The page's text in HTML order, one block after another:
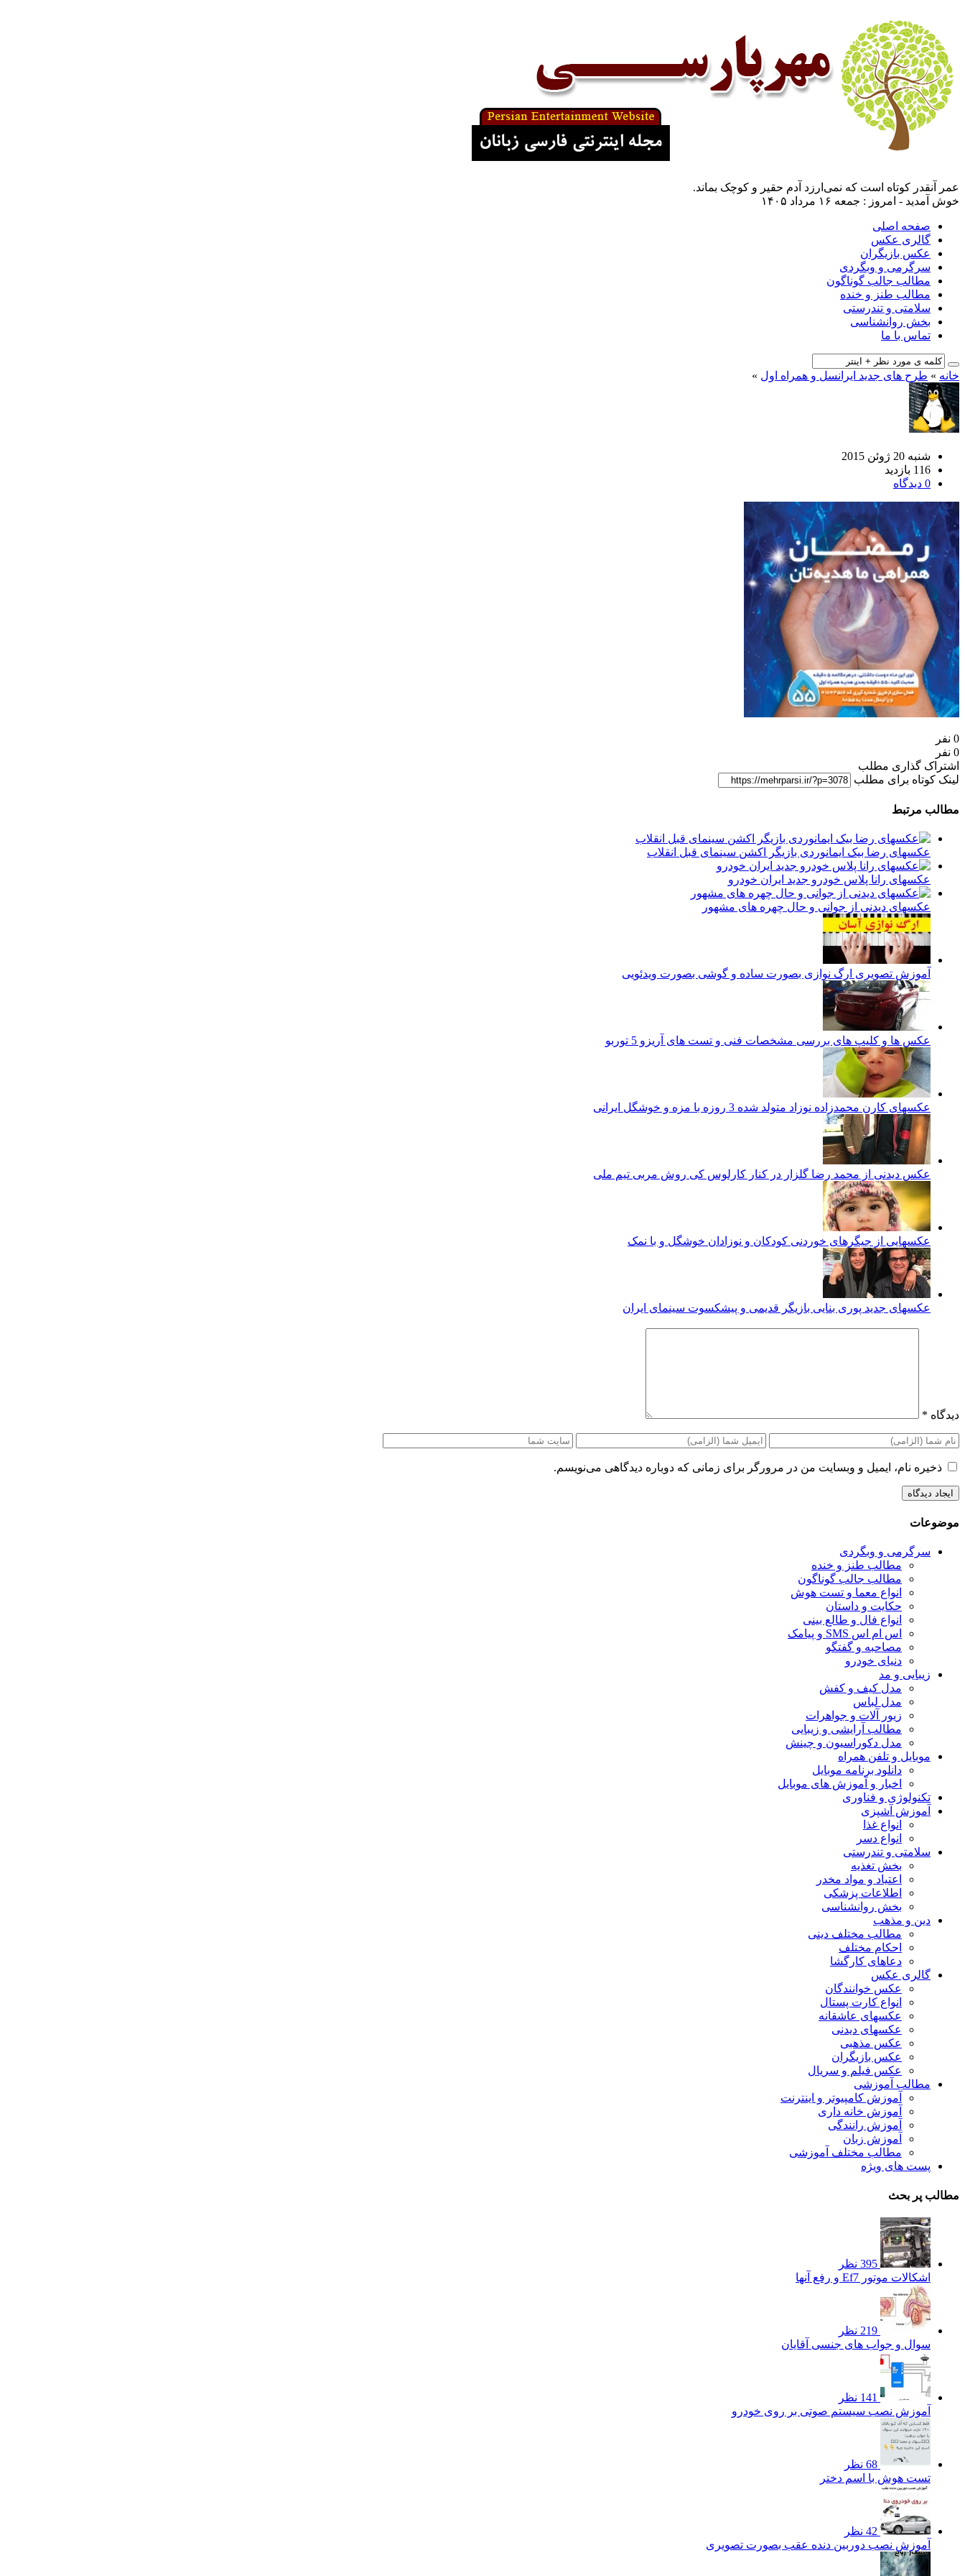
عمر آنقدر کوتاه است که نمی‌ارزد آدم حقیر و کوچک بماند.
خوش آمدید - امروز : جمعه ۱۶ مرداد ۱۴۰۵
صفحه اصلی
گالری عکس
عکس بازیگران
سرگرمی و وبگردی
مطالب جالب گوناگون
مطالب طنز و خنده
سلامتی و تندرستی
بخش روانشناسی
تماس با ما
خانه » طرح های جدید ایرانسل و همراه اول »
شنبه 20 ژوئن 2015
116 بازدید
0 دیدگاه
0 نفر
0 نفر
اشتراک گذاری مطلب
لینک کوتاه برای مطلب
مطالب مرتبط
عکسهای رضا بیک ایمانوردی بازیگر اکشن سینمای قبل انقلاب
عکسهای رانا پلاس خودرو جدید ایران خودرو
عکسهای دیدنی از جوانی و حال چهره های مشهور
آموزش تصویری ارگ نوازی بصورت ساده و گوشی بصورت ویدئویی
عکس ها و کلیپ های بررسی مشخصات فنی و تست های آریزو 5 توربو
عکسهای کارن محمدزاده نوزاد متولد شده 3 روزه با مزه و خوشگل ایرانی
عکس دیدنی از محمد رضا گلزار در کنار کارلوس کی روش مربی تیم ملی
عکسهایی از جیگرهای خوردنی کودکان و نوزادان خوشگل و با نمک
عکسهای جدید پوری بنایی بازیگر قدیمی و پیشکسوت سینمای ایران
دیدگاه *
ذخیره نام، ایمیل و وبسایت من در مرورگر برای زمانی که دوباره دیدگاهی می‌نویسم.
موضوعات
سرگرمی و وبگردی
مطالب طنز و خنده
مطالب جالب گوناگون
انواع معما و تست هوش
حکایت و داستان
انواع فال و طالع بینی
اس ام اس SMS و پیامک
مصاحبه و گفتگو
دنیای خودرو
زیبایی و مد
مدل کیف و کفش
مدل لباس
زیور آلات و جواهرات
مطالب آرایشی و زیبایی
مدل دکوراسیون و چینش
موبایل و تلفن همراه
دانلود برنامه موبایل
اخبار و آموزش های موبایل
تکنولوژی و فناوری
آموزش آشپزی
انواع غذا
انواع دسر
سلامتی و تندرستی
بخش تغذیه
اعتیاد و مواد مخدر
اطلاعات پزشکی
بخش روانشناسی
دین و مذهب
مطالب مختلف دینی
احکام مختلف
دعاهای کارگشا
گالری عکس
عکس خوانندگان
انواع کارت پستال
عکسهای عاشقانه
عکسهای دیدنی
عکس مذهبی
عکس بازیگران
عکس فیلم و سریال
مطالب آموزشی
آموزش کامپیوتر و اینترنت
آموزش خانه داری
آموزش رانندگی
آموزش زبان
مطالب مختلف آموزشی
پست های ویژه
مطالب پر بحث
395 نظر
اشکالات موتور Ef7 و رفع آنها
219 نظر
سوال و جواب های جنسی آقایان
141 نظر
آموزش نصب سیستم صوتی بر روی خودرو
68 نظر
تست هوش با اسم دختر
42 نظر
آموزش نصب دوربین دنده عقب بصورت تصویری